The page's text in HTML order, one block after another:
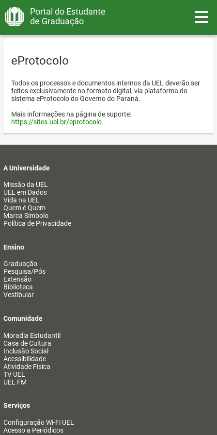
Portal do Estudante
de Graduação
eProtocolo
Todos os processos e documentos internos da UEL deverão ser
feitos exclusivamente no formato digital, via plataforma do
sistema eProtocolo do Governo do Paraná.
Mais informações na página de suporte:
https://sites.uel.br/eprotocolo
A Universidade
Missão da UEL
UEL em Dados
Vida na UEL
Quem é Quem
Marca Símbolo
Política de Privacidade
Ensino
Graduação
Pesquisa/Pós
Extensão
Biblioteca
Vestibular
Comunidade
Moradia Estudantil
Casa de Cultura
Inclusão Social
Acessibilidade
Atividade Física
TV UEL
UEL FM
Serviços
Configuração Wi-Fi UEL
Acesso a Periódicos